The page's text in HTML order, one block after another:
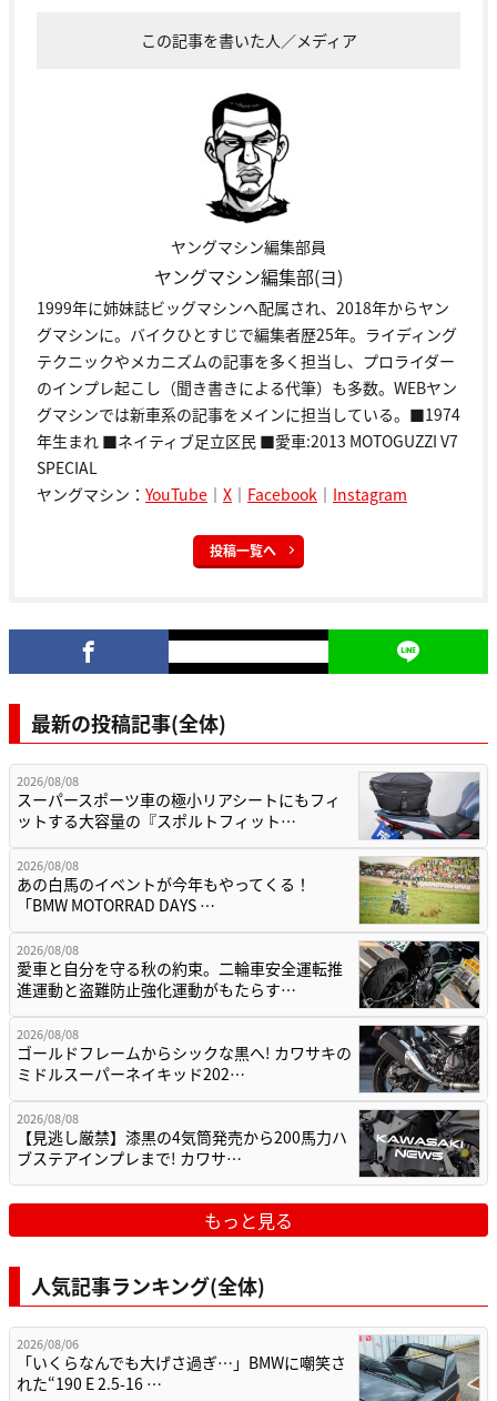
この記事を書いた人／メディア
ヤングマシン編集部員
ヤングマシン編集部(ヨ)
1999年に姉妹誌ビッグマシンへ配属され、2018年からヤン
グマシンに。バイクひとすじで編集者歴25年。ライディング
テクニックやメカニズムの記事を多く担当し、プロライダー
のインプレ起こし（聞き書きによる代筆）も多数。WEBヤン
グマシンでは新車系の記事をメインに担当している。■1974
年生まれ ■ネイティブ足立区民 ■愛車:2013 MOTOGUZZI V7
SPECIAL
ヤングマシン： YouTube ｜ X ｜ Facebook ｜ Instagram
投稿一覧へ
最新の投稿記事(全体)
2026/08/08
スーパースポーツ車の極小リアシートにもフィ
ットする大容量の『スポルトフィット…
2026/08/08
あの白馬のイベントが今年もやってくる！
「BMW MOTORRAD DAYS …
2026/08/08
愛車と自分を守る秋の約束。二輪車安全運転推
進運動と盗難防止強化運動がもたらす…
2026/08/08
ゴールドフレームからシックな黒へ! カワサキの
ミドルスーパーネイキッド202…
2026/08/08
【見逃し厳禁】漆黒の4気筒発売から200馬力ハ
ブステアインプレまで! カワサ…
もっと見る
人気記事ランキング(全体)
2026/08/06
「いくらなんでも大げさ過ぎ…」BMWに嘲笑さ
れた“190 E 2.5-16 …